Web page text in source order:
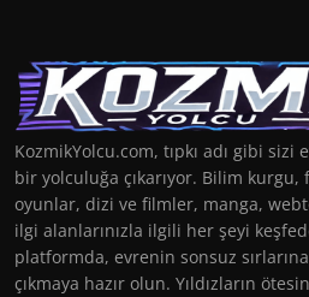
KozmikYolcu.com, tıpkı adı gibi
bir yolculuğa çıkarıyor. Bilim kurgu,
oyunlar, dizi ve filmler, manga,
ilgi alanlarınızla ilgili her şeyi
platformda, evrenin sonsuz
çıkmaya hazır olun. Yıldızların